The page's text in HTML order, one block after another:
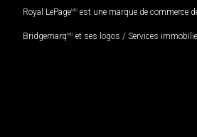
Royal LePageMD est une marque de commerce
BridgemarqMD et ses logos / Services